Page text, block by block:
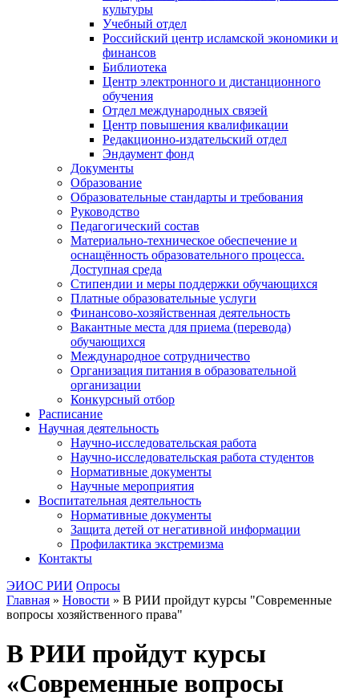
культуры
Учебный отдел
Российский центр исламской экономики и
финансов
Библиотека
Центр электронного и дистанционного
обучения
Отдел международных связей
Центр повышения квалификации
Редакционно-издательский отдел
Эндаумент фонд
Документы
Образование
Образовательные стандарты и требования
Руководство
Педагогический состав
Материально-техническое обеспечение и
оснащённость образовательного процесса.
Доступная среда
Стипендии и меры поддержки обучающихся
Платные образовательные услуги
Финансово-хозяйственная деятельность
Вакантные места для приема (перевода)
обучающихся
Международное сотрудничество
Организация питания в образовательной
организации
Конкурсный отбор
Расписание
Научная деятельность
Научно-исследовательская работа
Научно-исследовательская работа студентов
Нормативные документы
Научные мероприятия
Воспитательная деятельность
Нормативные документы
Защита детей от негативной информации
Профилактика экстремизма
Контакты
ЭИОС РИИ Опросы
Главная » Новости » В РИИ пройдут курсы "Современные
вопросы хозяйственного права"
В РИИ пройдут курсы
«Современные вопросы